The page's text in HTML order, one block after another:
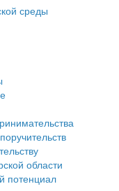
округа
учтенных
малого и
среды
области
потенциал